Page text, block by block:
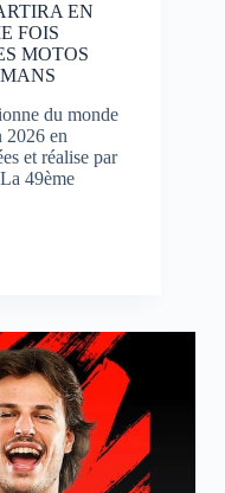
EN
FOIS
MOTOS
du monde
2026 en
et réalise par
49ème